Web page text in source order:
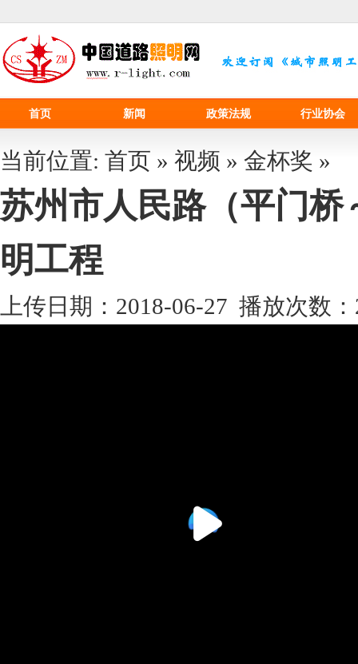
首页 新闻 政策法规 行业协会
当前位置: 首页 » 视频 » 金杯奖 »
苏州市人民路（平门
明工程
上传日期：2018-06-27 播放次数：